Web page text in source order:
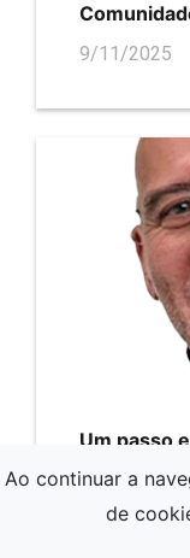
9/11/2025
Um passo
afirmação
26/10/2025
Ao continuar a
de